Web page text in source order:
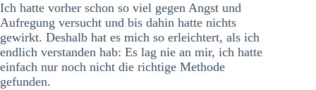
Ich hatte vorher schon so viel gegen Angst und
Aufregung versucht und bis dahin hatte nichts
gewirkt. Deshalb hat es mich so erleichtert, als ich
endlich verstanden hab: Es lag nie an mir, ich hatte
einfach nur noch nicht die richtige Methode
gefunden.